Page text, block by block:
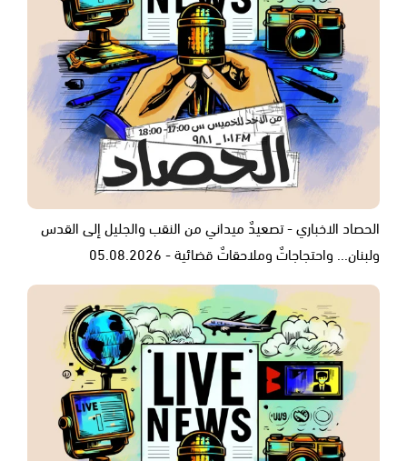
الحصاد الاخباري - تصعيدٌ ميداني من النقب والجليل إلى القدس
ولبنان... واحتجاجاتٌ وملاحقاتٌ قضائية - 05.08.2026